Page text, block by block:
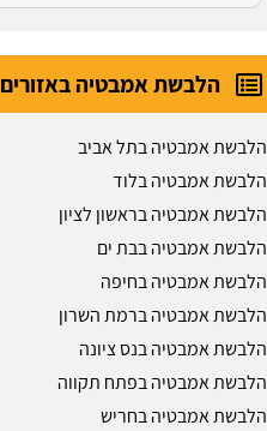
הלבשת אמבטיה באזורים
הלבשת אמבטיה בתל אביב
הלבשת אמבטיה בלוד
הלבשת אמבטיה בראשון לציון
הלבשת אמבטיה בבת ים
הלבשת אמבטיה בחיפה
הלבשת אמבטיה ברמת השרון
הלבשת אמבטיה בנס ציונה
הלבשת אמבטיה בפתח תקווה
הלבשת אמבטיה בחריש